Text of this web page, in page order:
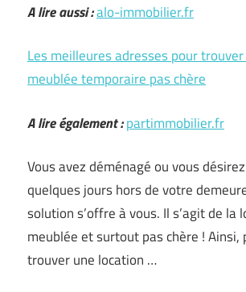
A lire aussi :alo-immobilier.fr
Les meilleures adresses pour
meublée temporaire pas chère
A lire également :partimmobilier.fr
Vous avez déménagé ou vous
quelques jours hors de votre
solution s’offre à vous. Il s’agit de la
meublée et surtout pas chère ! Ainsi,
trouver une location …